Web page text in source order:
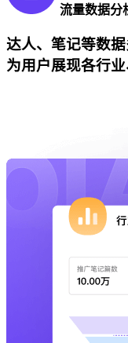
流量数据分
达人、笔记等数
为用户展现各行业